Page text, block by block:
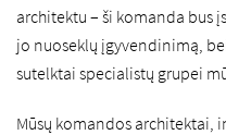
architektu – ši komanda bus
jo nuoseklų įgyvendinimą,
sutelktai specialistų grupei
Mūsų komandos architektai,